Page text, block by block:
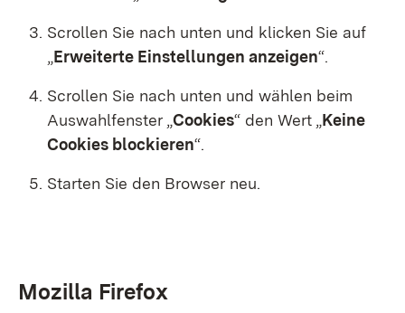
Scrollen Sie nach unten und klicken Sie auf
„Erweiterte Einstellungen anzeigen“.
Scrollen Sie nach unten und wählen beim
Auswahlfenster „Cookies“ den Wert „Keine
Cookies blockieren“.
Starten Sie den Browser neu.
Mozilla Firefox